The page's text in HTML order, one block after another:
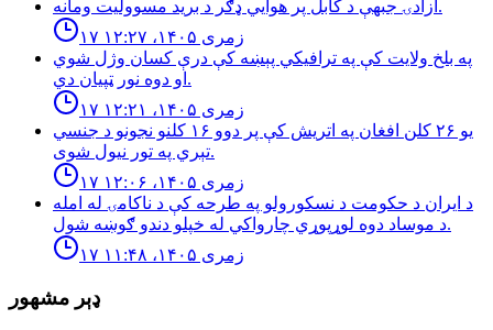
آزادۍ جبهې د کابل پر هوايي ډګر د برید مسوولیت ومانه.
۱۷ زمری ۱۴۰۵، ۱۲:۲۷
په بلخ ولایت کې په ترافیکي پېښه کې درې کسان وژل شوي
او دوه نور ټپیان دي.
۱۷ زمری ۱۴۰۵، ۱۲:۲۱
یو ۲۶ کلن افغان په اتریش کې پر دوو ۱۶ کلنو نجونو د جنسي
تېري په تور نیول شوی.
۱۷ زمری ۱۴۰۵، ۱۲:۰۶
د ایران د حکومت د نسکورولو په طرحه کې د ناکامۍ له امله
د موساد دوه لوړپوړي چارواکي له خپلو دندو ګوښه شول.
۱۷ زمری ۱۴۰۵، ۱۱:۴۸
ډېر مشهور